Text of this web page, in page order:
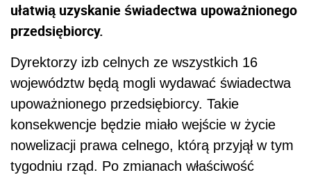
ułatwią uzyskanie świadectwa upoważnionego
przedsiębiorcy.
Dyrektorzy izb celnych ze wszystkich 16
województw będą mogli wydawać świadectwa
upoważnionego przedsiębiorcy. Takie
konsekwencje będzie miało wejście w życie
nowelizacji prawa celnego, którą przyjął w tym
tygodniu rząd. Po zmianach właściwość